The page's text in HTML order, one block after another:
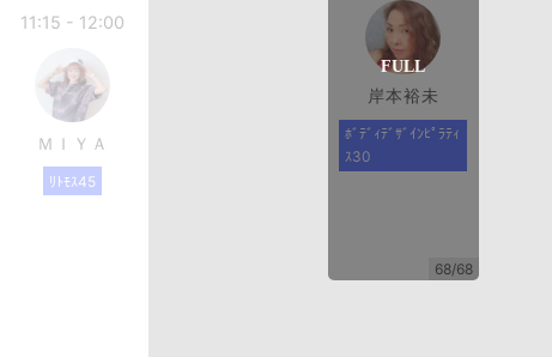
11:15 - 12:00
ＭＩＹＡ
ﾘﾄﾓｽ45
岸本裕未
ﾎﾞﾃﾞｨﾃﾞｻﾞｲﾝﾋﾟﾗﾃｨ
ｽ30
68/68